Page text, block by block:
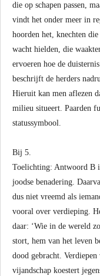
die op schapen passen,
vindt het onder meer in
hoorden het, knechten
wacht hielden, die
ervoeren hoe de
beschrijft de herders
Hieruit kan men aflezen
milieu situeert. Paarden
statussymbool.
Bij 5.
Toelichting: Antwoord B
joodse benadering.
dus niet vreemd als
vooral over verdieping.
daar: ‘Wie in de wereld
stort, hem van het leven
dood gebracht.
vijandschap koestert